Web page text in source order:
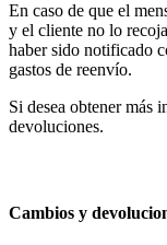
En caso de que el
y el cliente no lo
haber sido notificado
gastos de reenvío.
Si desea obtener más
devoluciones.
Cambios y